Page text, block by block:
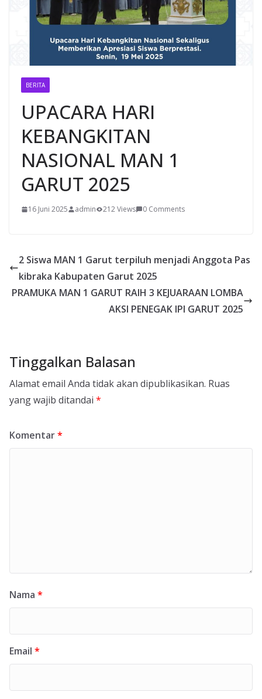
BERITA
UPACARA HARI
KEBANGKITAN
NASIONAL MAN 1
GARUT 2025
16 Juni 2025 admin 212 Views 0 Comments
2 Siswa MAN 1 Garut terpiluh menjadi Anggota Pas
kibraka Kabupaten Garut 2025
PRAMUKA MAN 1 GARUT RAIH 3 KEJUARAAN LOMBA
AKSI PENEGAK IPI GARUT 2025
Tinggalkan Balasan
Alamat email Anda tidak akan dipublikasikan. Ruas
yang wajib ditandai *
Komentar*
Nama *
Email *